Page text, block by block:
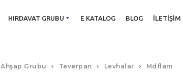
HIRDAVAT GRUBU E KATALOG BLOG İLETIŞIM
Ahşap Grubu Teverpan Levhalar Mdflam